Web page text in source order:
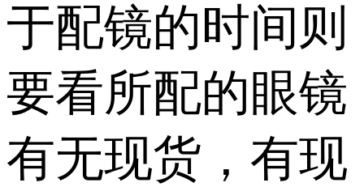
于配镜的时间则
要看所配的眼镜
有无现货，有现